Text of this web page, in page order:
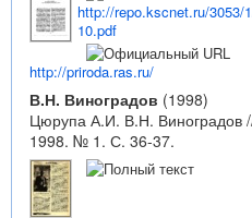
http://repo.kscnet.ru/3053/
10.pdf
http://priroda.ras.ru/
В.Н. Виноградов (1998)
Цюрупа А.И. В.Н. Виноградов
1998. № 1. С. 36-37.